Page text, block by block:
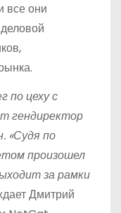
все они
по цеху с
гендиректор
«Судя по
произошел
за рамки
Дмитрий